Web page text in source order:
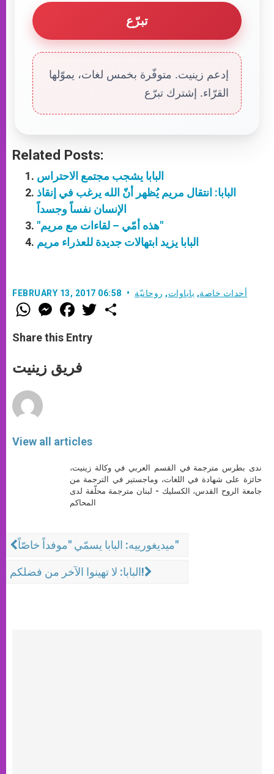
تبرّع
إدعم زينيت. متوفّرة بخمس لغات، يموّلها
القرّاء. إشترك تبرّع
Related Posts:
البابا يشجب مجتمع الاحتراس
البابا: انتقال مريم يُظهر أنّ الله يرغب في إنقاذ
الإنسان نفساً وجسداً
"هذه أمّي – لقاءات مع مريم"
البابا يزيد ابتهالات جديدة للعذراء مريم
FEBRUARY 13, 2017 06:58 أحداث خاصة, باباوات, روحانيّة
W
h
t
s
p
p
M
e
s
e
g
e
F
a
e
b
o
k
T
w
Share this Entry
فريق زينيت
View all articles
ندى بطرس مترجمة في القسم العربي في وكالة زينيت،
حائزة على شهادة في اللغات، وماجستير في الترجمة من
جامعة الروح القدس، الكسليك - لبنان مترجمة محلّفة لدى
المحاكم
ميديغورييه: البابا يسمّي "موفداً خاصّاً"
البابا: لا تهينوا الآخر من فضلكم!